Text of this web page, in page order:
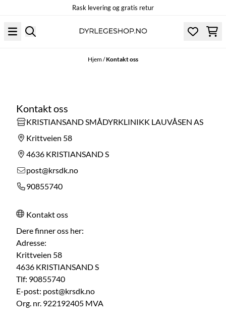
Rask levering og gratis retur
Hjem/Kontakt oss
Kontakt oss
KRISTIANSAND SMÅDYRKLINIKK LAUVÅSEN AS
Krittveien 58
4636 KRISTIANSAND S
post@krsdk.no
90855740
Kontakt oss
Dere finner oss her:
Adresse:
Krittveien 58
4636 KRISTIANSAND S
Tlf: 90855740
E-post: post@krsdk.no
Org. nr. 922192405 MVA